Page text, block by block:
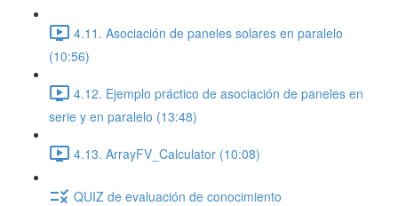
4.11. Asociación de paneles solares en paralelo
(10:56)
4.12. Ejemplo práctico de asociación de paneles en
serie y en paralelo (13:48)
4.13. ArrayFV_Calculator (10:08)
QUIZ de evaluación de conocimiento